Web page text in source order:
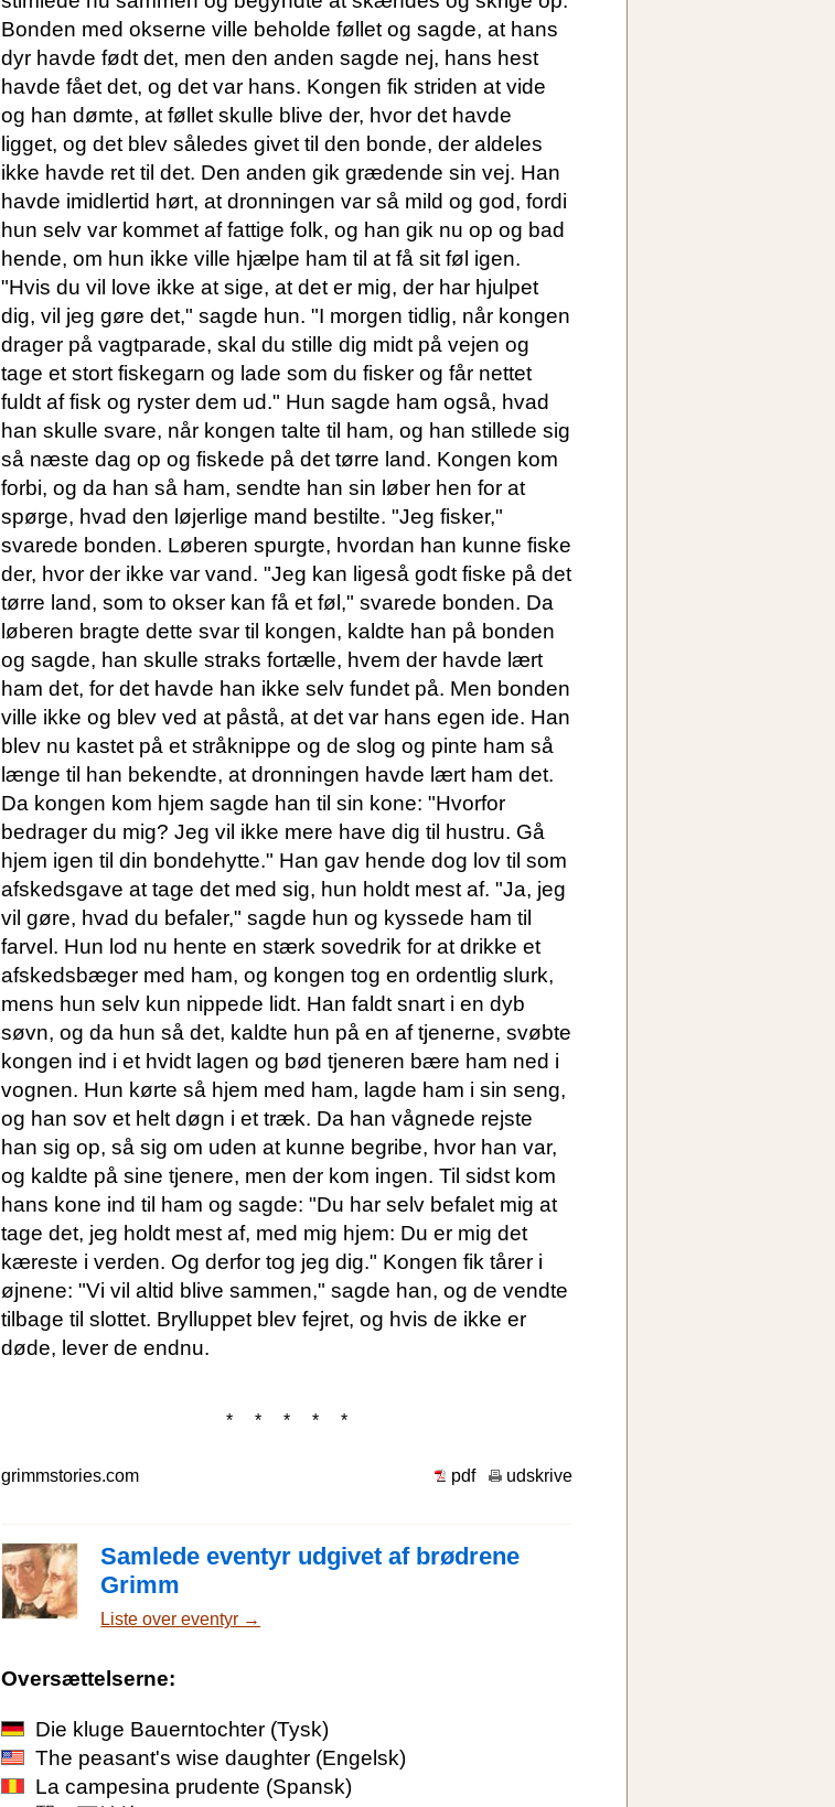
Bonden med okserne ville beholde føllet og sagde, at hans
dyr havde født det, men den anden sagde nej, hans hest
havde fået det, og det var hans. Kongen fik striden at vide
og han dømte, at føllet skulle blive der, hvor det havde
ligget, og det blev således givet til den bonde, der aldeles
ikke havde ret til det. Den anden gik grædende sin vej. Han
havde imidlertid hørt, at dronningen var så mild og god, fordi
hun selv var kommet af fattige folk, og han gik nu op og bad
hende, om hun ikke ville hjælpe ham til at få sit føl igen.
"Hvis du vil love ikke at sige, at det er mig, der har hjulpet
dig, vil jeg gøre det," sagde hun. "I morgen tidlig, når kongen
drager på vagtparade, skal du stille dig midt på vejen og
tage et stort fiskegarn og lade som du fisker og får nettet
fuldt af fisk og ryster dem ud." Hun sagde ham også, hvad
han skulle svare, når kongen talte til ham, og han stillede sig
så næste dag op og fiskede på det tørre land. Kongen kom
forbi, og da han så ham, sendte han sin løber hen for at
spørge, hvad den løjerlige mand bestilte. "Jeg fisker,"
svarede bonden. Løberen spurgte, hvordan han kunne fiske
der, hvor der ikke var vand. "Jeg kan ligeså godt fiske på det
tørre land, som to okser kan få et føl," svarede bonden. Da
løberen bragte dette svar til kongen, kaldte han på bonden
og sagde, han skulle straks fortælle, hvem der havde lært
ham det, for det havde han ikke selv fundet på. Men bonden
ville ikke og blev ved at påstå, at det var hans egen ide. Han
blev nu kastet på et stråknippe og de slog og pinte ham så
længe til han bekendte, at dronningen havde lært ham det.
Da kongen kom hjem sagde han til sin kone: "Hvorfor
bedrager du mig? Jeg vil ikke mere have dig til hustru. Gå
hjem igen til din bondehytte." Han gav hende dog lov til som
afskedsgave at tage det med sig, hun holdt mest af. "Ja, jeg
vil gøre, hvad du befaler," sagde hun og kyssede ham til
farvel. Hun lod nu hente en stærk sovedrik for at drikke et
afskedsbæger med ham, og kongen tog en ordentlig slurk,
mens hun selv kun nippede lidt. Han faldt snart i en dyb
søvn, og da hun så det, kaldte hun på en af tjenerne, svøbte
kongen ind i et hvidt lagen og bød tjeneren bære ham ned i
vognen. Hun kørte så hjem med ham, lagde ham i sin seng,
og han sov et helt døgn i et træk. Da han vågnede rejste
han sig op, så sig om uden at kunne begribe, hvor han var,
og kaldte på sine tjenere, men der kom ingen. Til sidst kom
hans kone ind til ham og sagde: "Du har selv befalet mig at
tage det, jeg holdt mest af, med mig hjem: Du er mig det
kæreste i verden. Og derfor tog jeg dig." Kongen fik tårer i
øjnene: "Vi vil altid blive sammen," sagde han, og de vendte
tilbage til slottet. Brylluppet blev fejret, og hvis de ikke er
døde, lever de endnu.
* * * * *
grimmstories.com pdf udskrive
Samlede eventyr udgivet af brødrene
Grimm
Liste over eventyr →
Oversættelserne:
Die kluge Bauerntochter (Tysk)
The peasant's wise daughter (Engelsk)
La campesina prudente (Spansk)